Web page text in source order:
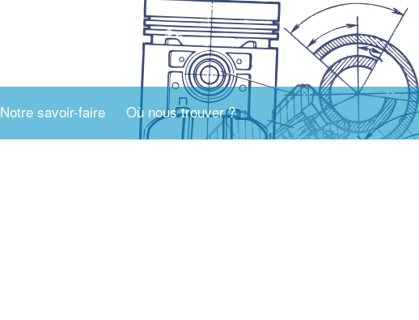
Notre savoir-faire Où nous trouver ?